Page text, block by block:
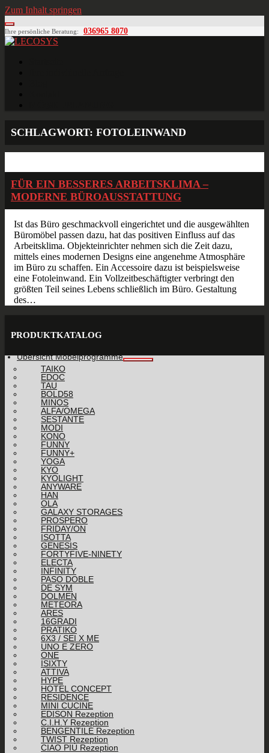
Zum Inhalt springen
Ihre persönliche Beratung: 036965 8070
SCHLAGWORT: FOTOLEINWAND
FÜR EIN BESSERES ARBEITSKLIMA –
MODERNE BÜROAUSSTATTUNG
Ist das Büro geschmackvoll eingerichtet und die ausgewählten
Büromöbel passen dazu, hat das positiven Einfluss auf das
Arbeitsklima. Objekteinrichter nehmen sich die Zeit dazu,
mittels eines modernen Designs eine angenehme Atmosphäre
im Büro zu schaffen. Ein Accessoire dazu ist beispielsweise
eine Fotoleinwand. Ein Vollzeitbeschäftigter verbringt den
größten Teil seines Lebens schließlich im Büro. Gestaltung
des…
PRODUKTKATALOG
Übersicht Möbelprogramme
TAIKO
EDOC
TAU
BOLD58
MINOS
ALFA/OMEGA
SESTANTE
MODI
KONO
FUNNY
FUNNY+
YOGA
KYO
KYOLIGHT
ANYWARE
HAN
OLA
GALAXY STORAGES
PROSPERO
FRIDAY/ON
ISOTTA
GENESIS
FORTYFIVE-NINETY
ELECTA
INFINITY
PASO DOBLE
DE SYM
DOLMEN
METEORA
ARES
16GRADI
PRATIKO
6X3 / SEI X ME
UNO E ZERO
ONE
ISIXTY
ATTIVA
HYPE
HOTEL CONCEPT
RESIDENCE
MINI CUCINE
EDISON Rezeption
C.I.H.Y Rezeption
BENGENTILE Rezeption
TWIST Rezeption
CIAO PIÙ Rezeption